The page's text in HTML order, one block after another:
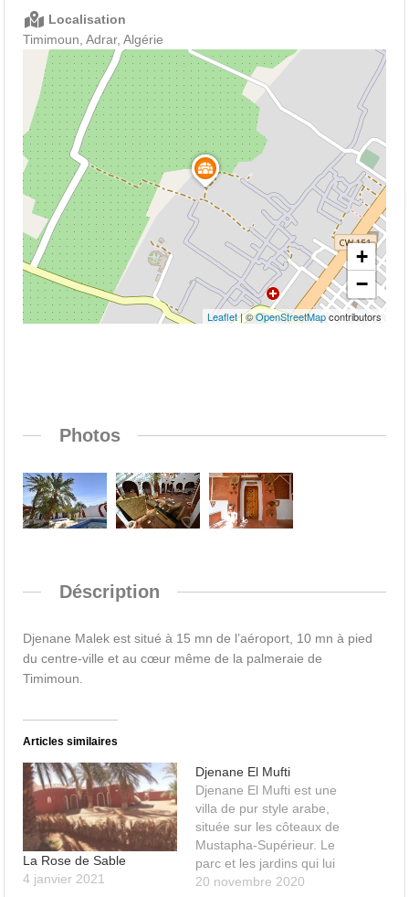
Localisation
Timimoun, Adrar, Algérie
+
−
Leaflet| ©OpenStreetMapcontributors
Photos
Déscription
Djenane Malek est situé à 15 mn de l’aéroport, 10 mn à pied
du centre-ville et au cœur même de la palmeraie de
Timimoun.
Articles similaires
La Rose de Sable
4 janvier 2021
Djenane El Mufti
Djenane El Mufti est une
villa de pur style arabe,
située sur les côteaux de
Mustapha-Supérieur. Le
parc et les jardins qui lui
font une parure
20 novembre 2020